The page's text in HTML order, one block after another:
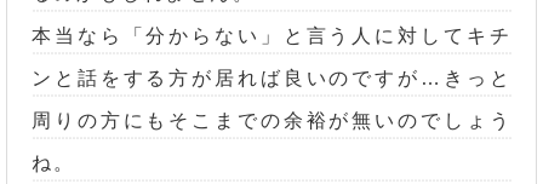
本当なら「分からない」と言う人に対してキチ
ンと話をする方が居れば良いのですが…きっと
周りの方にもそこまでの余裕が無いのでしょう
ね。